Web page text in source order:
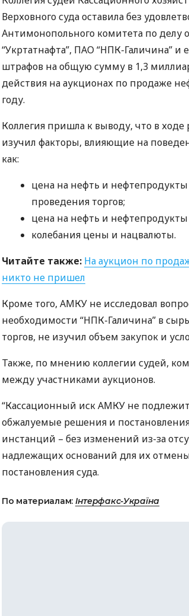
Верховного суда оставила без
Антимонопольного комитета по делу
“Укртатнафта”, ПАО “НПК-Галичина” и
штрафов на общую сумму в 1,3
действия на аукционах по продаже
году.
Коллегия пришла к выводу, что в ходе
изучил факторы, влияющие на
как:
цена на нефть и
проведения торгов;
цена на нефть и
колебания цены и нацвалюты.
Читайте также: На аукцион по
никто не пришел
Кроме того, АМКУ не исследовал
необходимости “НПК-Галичина” в
торгов, не изучил объем закупок и
Также, по мнению коллегии судей,
между участниками аукционов.
“Кассационный искАМКУ не
обжалуемые решения и
инстанций – без изменений из-за
надлежащих оснований для их
постановления суда.
По материалам: Інтерфакс-Україна